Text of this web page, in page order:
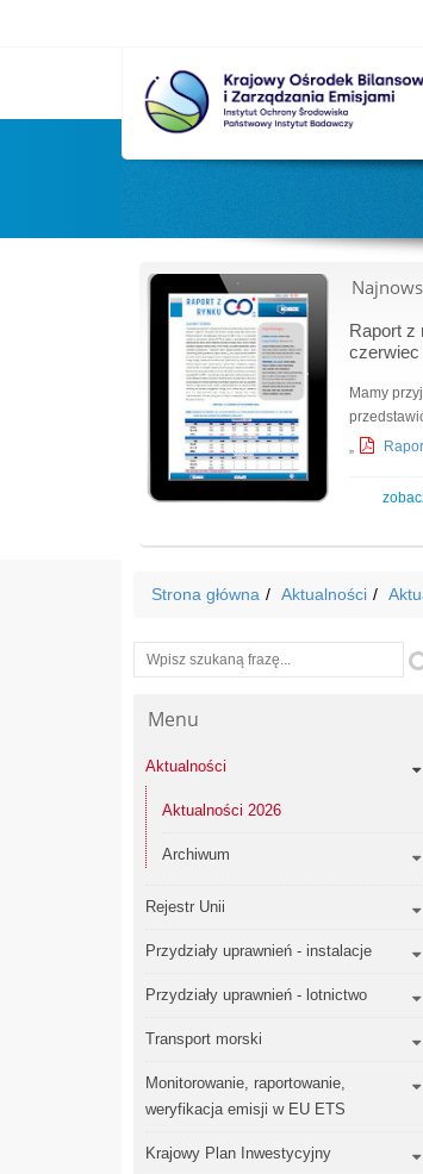
Raport z
czerwiec
Mamy
„
Strona główna Aktualności
Wyszukiwarka
Menu
Aktualności
Aktualności 2026
Archiwum
Rejestr Unii
Przydziały uprawnień - instalacje
Przydziały uprawnień - lotnictwo
Transport morski
Monitorowanie, raportowanie,
weryfikacja emisji w EU ETS
Krajowy Plan Inwestycyjny